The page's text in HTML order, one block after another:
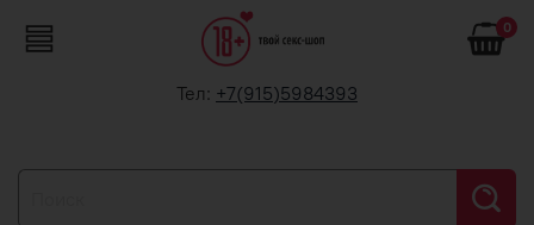
0
Тел: +7(915)5984393